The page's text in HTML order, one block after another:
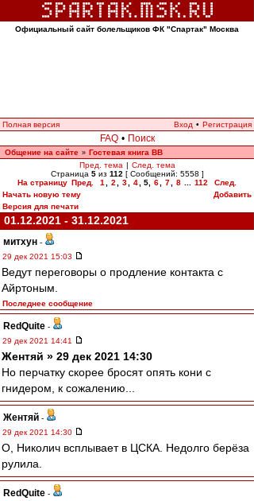
Официальный сайт болельщиков ФК "Спартак" Москва
Полная версия Вход • Регистрация
FAQ • Поиск
Общение на сайте » Гостевая книга ВВ
Пред. тема | След. тема
Страница 5из 112 [ Сообщений: 5558 ]
На страницу Пред. 1 2 3 4 5 6 7 8 112
След.
Начать новую тему
Добавить
Версия для печати
01.12.2021 - 31.12.2021
митхун -
29 дек 2021 15:03
Ведут переговоры о продление контакта с
Айртоным.
Последнее сообщение
RedQuite -
29 дек 2021 14:41
Жентяй » 29 дек 2021 14:30
Но перчатку скорее бросят опять кони с
гнидером, к сожалению...
Жентяй -
29 дек 2021 14:30
O, Николич всплывает в ЦСКА. Недолго берёза
рулила.
RedQuite -